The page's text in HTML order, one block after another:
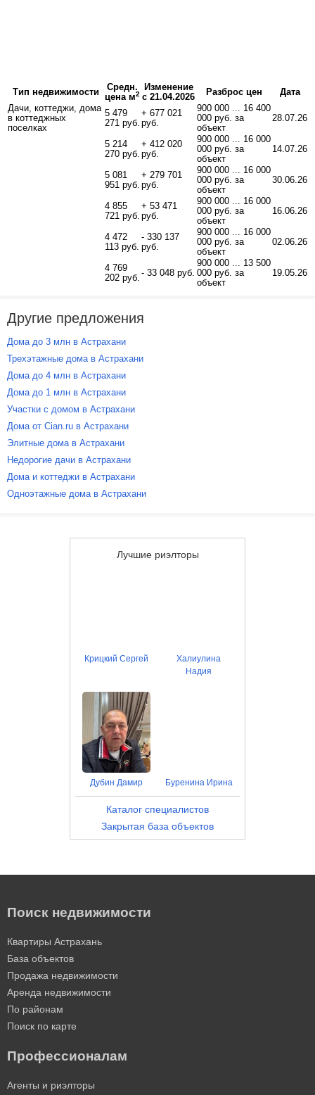
Тип недвижимости
Средн.
цена м2
Изменение
с 21.04.2026
Разброс цен
Дата
Дачи, коттеджи, дома
в коттеджных
поселках
5 479
271 руб.
+ 677 021
руб.
900 000 ... 16 400
000 руб. за
объект
28.07.26
5 214
270 руб.
+ 412 020
руб.
900 000 ... 16 000
000 руб. за
объект
14.07.26
5 081
951 руб.
+ 279 701
руб.
900 000 ... 16 000
000 руб. за
объект
30.06.26
4 855
721 руб.
+ 53 471
руб.
900 000 ... 16 000
000 руб. за
объект
16.06.26
4 472
113 руб.
- 330 137
руб.
900 000 ... 16 000
000 руб. за
объект
02.06.26
4 769
202 руб. - 33 048 руб.
900 000 ... 13 500
000 руб. за
объект
19.05.26
Другие предложения
Дома до 3 млн в Астрахани
Трехэтажные дома в Астрахани
Дома до 4 млн в Астрахани
Дома до 1 млн в Астрахани
Участки с домом в Астрахани
Дома от Cian.ru в Астрахани
Элитные дома в Астрахани
Недорогие дачи в Астрахани
Дома и коттеджи в Астрахани
Одноэтажные дома в Астрахани
Лучшие риэлторы
Крицкий Сергей
Халиулина
Надия
Дубин Дамир Буренина Ирина
Каталог специалистов
Закрытая база объектов
Поиск недвижимости
Квартиры Астрахань
База объектов
Продажа недвижимости
Аренда недвижимости
По районам
Поиск по карте
Профессионалам
Агенты и риэлторы